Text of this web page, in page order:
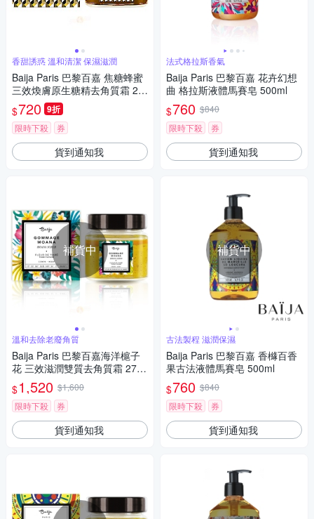
香甜誘惑 溫和清潔 保濕滋潤
Baija Paris 巴黎百嘉 焦糖蜂蜜
三效煥膚原生糖精去角質霜 21
2ml
$720 9折
限時下殺 券
貨到通知我
補貨中
溫和去除老廢角質
Baija Paris 巴黎百嘉海洋槴子
花 三效滋潤雙質去角質霜 275
GR
$1,520 $1,600
限時下殺
券
貨到通知我
法式格拉斯香氣
Baija Paris 巴黎百嘉 花卉幻想
曲 格拉斯液體馬賽皂 500ml
$760 $840
限時下殺
券
貨到通知我
補貨中
古法製程 滋潤保濕
Baija Paris 巴黎百嘉 香櫞百香
果古法液體馬賽皂 500ml
$760 $840
限時下殺
券
貨到通知我